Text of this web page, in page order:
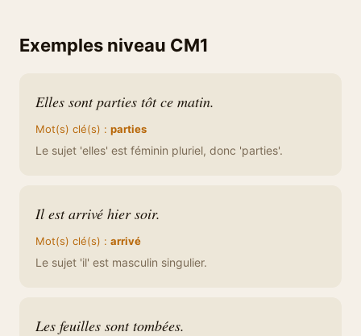
Exemples niveau CM1
Elles sont parties tôt ce matin.
Mot(s) clé(s) : parties
Le sujet 'elles' est féminin pluriel, donc 'parties'.
Il est arrivé hier soir.
Mot(s) clé(s) : arrivé
Le sujet 'il' est masculin singulier.
Les feuilles sont tombées.